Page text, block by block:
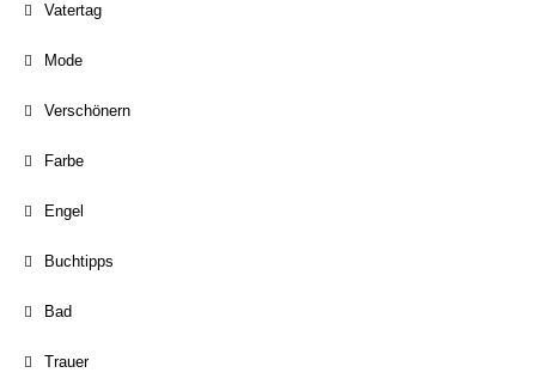
Vatertag
Mode
Verschönern
Farbe
Engel
Buchtipps
Bad
Trauer